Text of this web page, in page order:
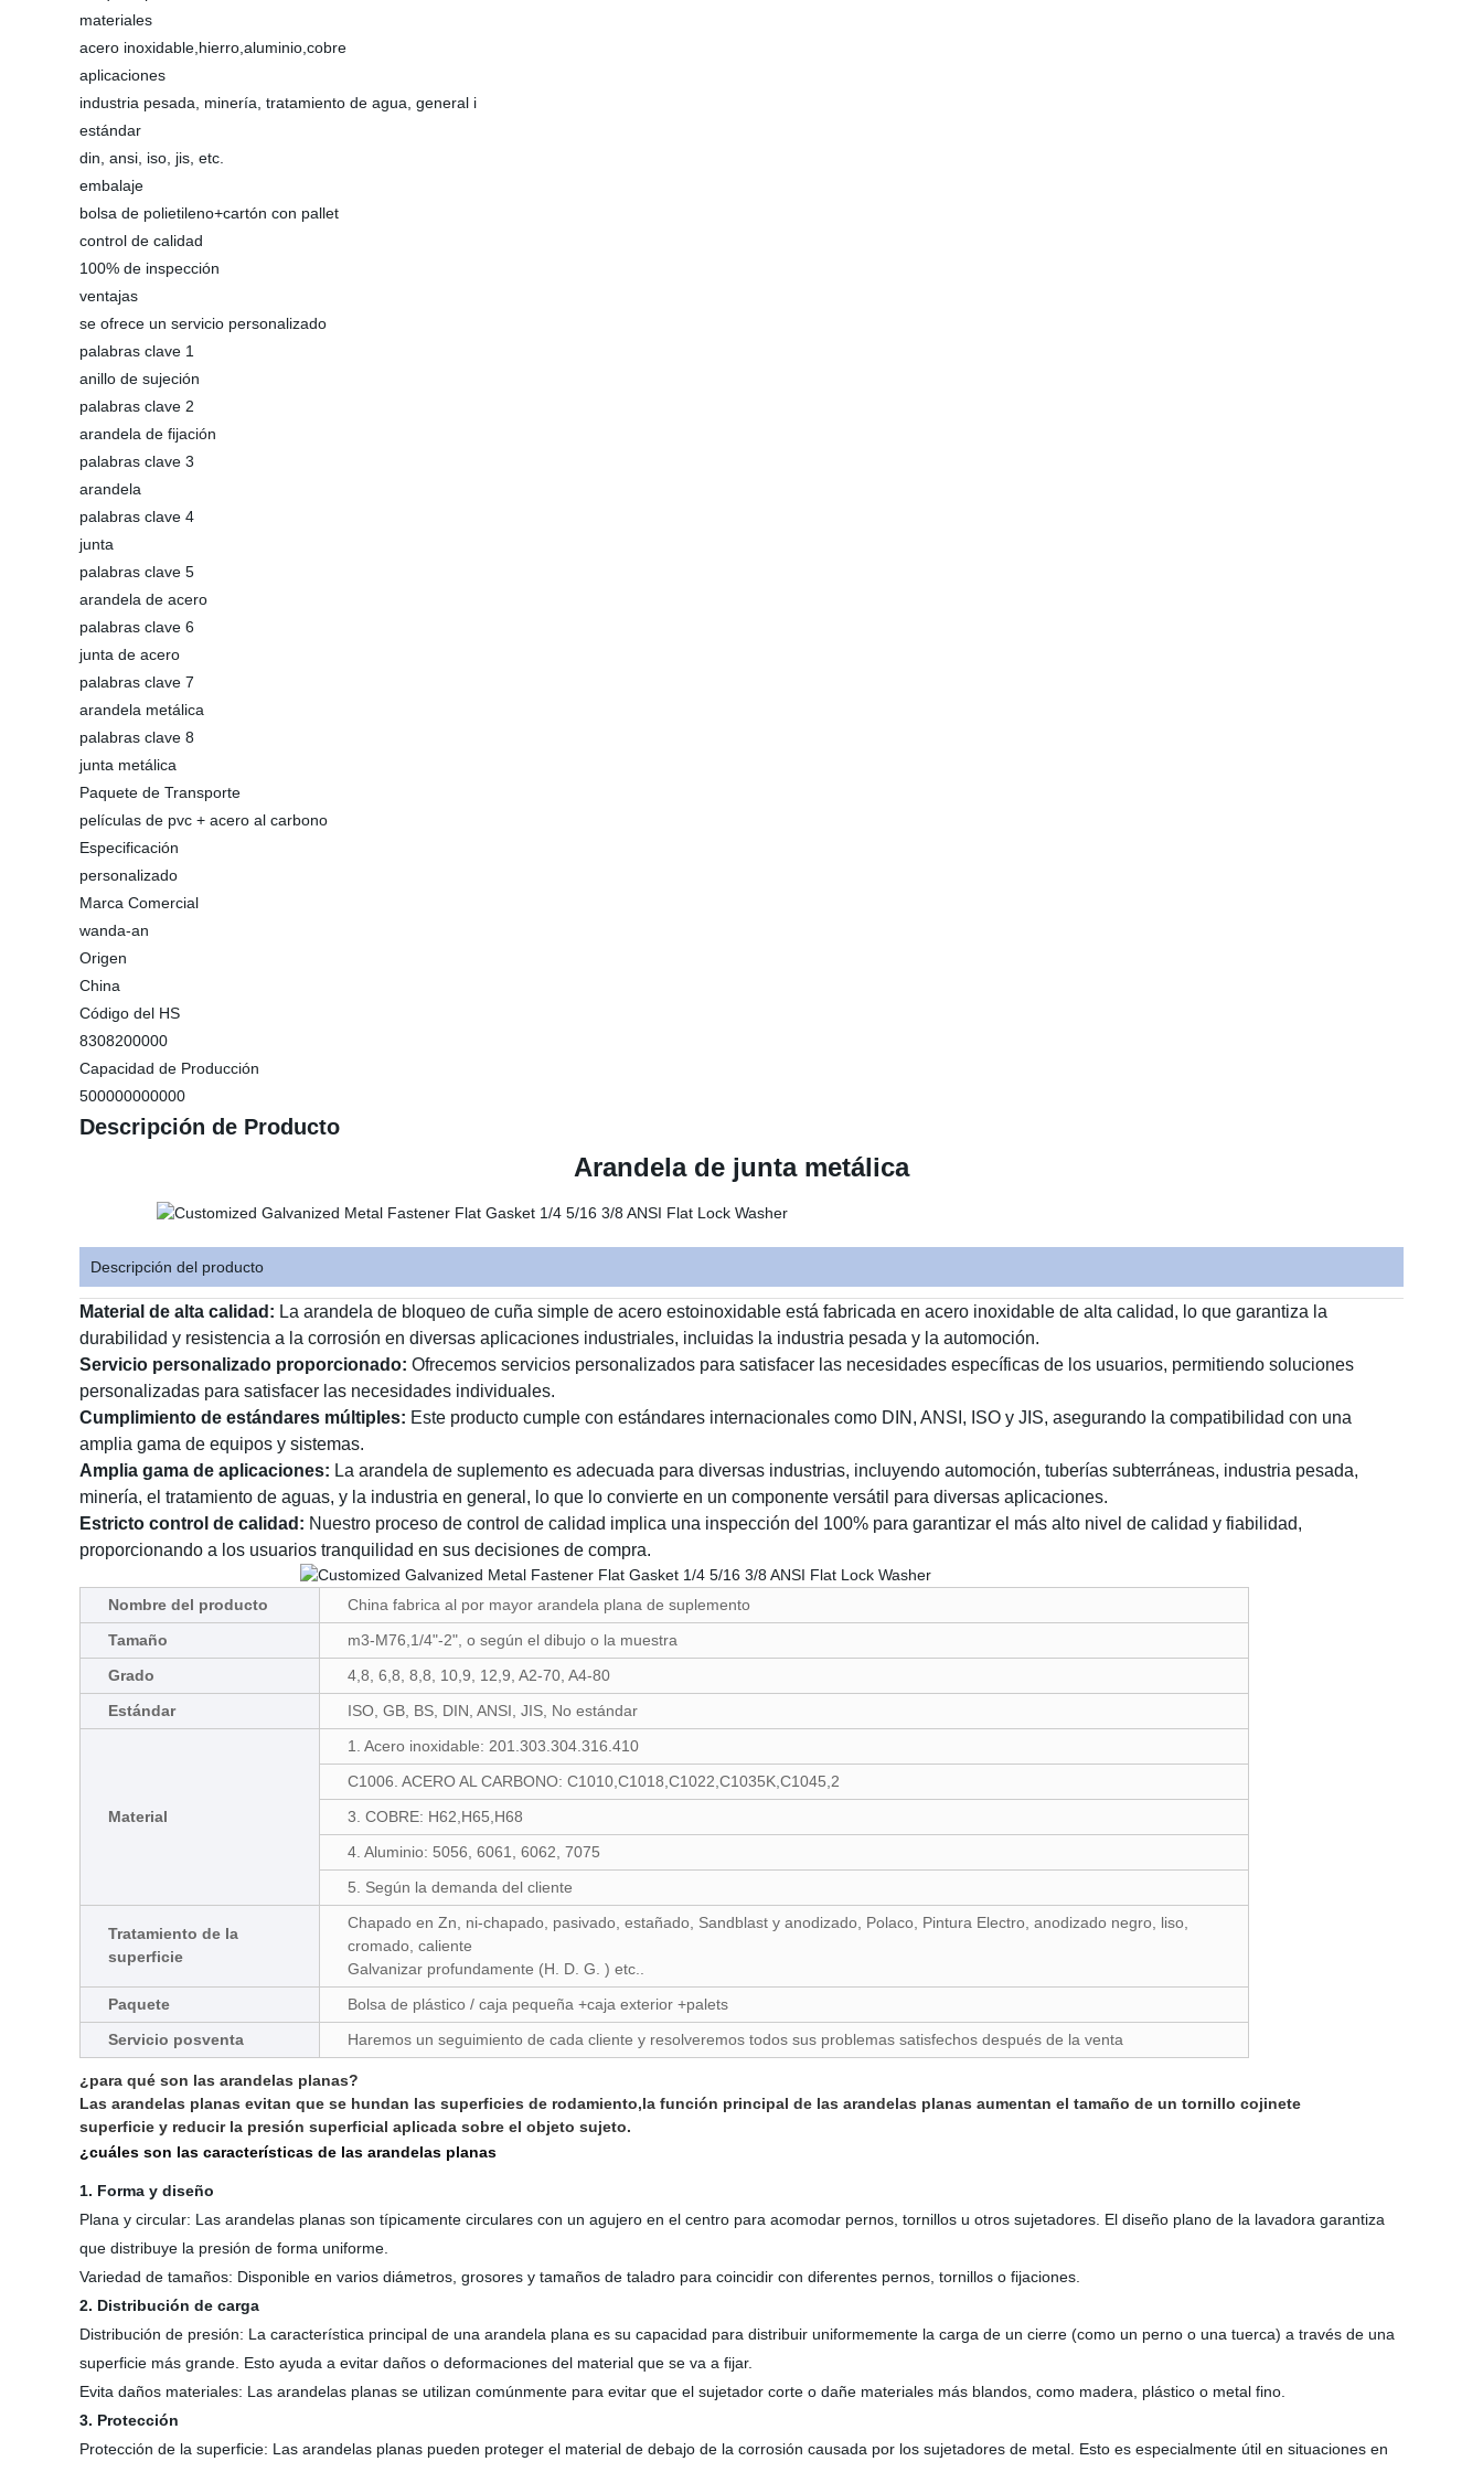
materiales
acero inoxidable,hierro,aluminio,cobre
aplicaciones
industria pesada, minería, tratamiento de agua, general i
estándar
din, ansi, iso, jis, etc.
embalaje
bolsa de polietileno+cartón con pallet
control de calidad
100% de inspección
ventajas
se ofrece un servicio personalizado
palabras clave 1
anillo de sujeción
palabras clave 2
arandela de fijación
palabras clave 3
arandela
palabras clave 4
junta
palabras clave 5
arandela de acero
palabras clave 6
junta de acero
palabras clave 7
arandela metálica
palabras clave 8
junta metálica
Paquete de Transporte
películas de pvc + acero al carbono
Especificación
personalizado
Marca Comercial
wanda-an
Origen
China
Código del HS
8308200000
Capacidad de Producción
500000000000
Descripción de Producto
Arandela de junta metálica
Descripción del producto
Material de alta calidad: La arandela de bloqueo de cuña simple de acero estoinoxidable está fabricada en acero inoxidable de alta calidad, lo que garantiza la
durabilidad y resistencia a la corrosión en diversas aplicaciones industriales, incluidas la industria pesada y la automoción.
Servicio personalizado proporcionado: Ofrecemos servicios personalizados para satisfacer las necesidades específicas de los usuarios, permitiendo soluciones
personalizadas para satisfacer las necesidades individuales.
Cumplimiento de estándares múltiples: Este producto cumple con estándares internacionales como DIN, ANSI, ISO y JIS, asegurando la compatibilidad con una
amplia gama de equipos y sistemas.
Amplia gama de aplicaciones: La arandela de suplemento es adecuada para diversas industrias, incluyendo automoción, tuberías subterráneas, industria pesada,
minería, el tratamiento de aguas, y la industria en general, lo que lo convierte en un componente versátil para diversas aplicaciones.
Estricto control de calidad: Nuestro proceso de control de calidad implica una inspección del 100% para garantizar el más alto nivel de calidad y fiabilidad,
proporcionando a los usuarios tranquilidad en sus decisiones de compra.
Nombre del producto
China fabrica al por mayor arandela plana de suplemento
Tamaño
m3-M76,1/4"-2", o según el dibujo o la muestra
Grado
4,8, 6,8, 8,8, 10,9, 12,9, A2-70, A4-80
Estándar
ISO, GB, BS, DIN, ANSI, JIS, No estándar
Material
1. Acero inoxidable: 201.303.304.316.410
C1006. ACERO AL CARBONO: C1010,C1018,C1022,C1035K,C1045,2
3. COBRE: H62,H65,H68
4. Aluminio: 5056, 6061, 6062, 7075
5. Según la demanda del cliente
Tratamiento de la
superficie
Chapado en Zn, ni-chapado, pasivado, estañado, Sandblast y anodizado, Polaco, Pintura Electro, anodizado negro, liso,
cromado, caliente
Galvanizar profundamente (H. D. G. ) etc..
Paquete
Bolsa de plástico / caja pequeña +caja exterior +palets
Servicio posventa
Haremos un seguimiento de cada cliente y resolveremos todos sus problemas satisfechos después de la venta
¿para qué son las arandelas planas?
Las arandelas planas evitan que se hundan las superficies de rodamiento,la función principal de las arandelas planas aumentan el tamaño de un tornillo cojinete
superficie y reducir la presión superficial aplicada sobre el objeto sujeto.
¿cuáles son las características de las arandelas planas
1. Forma y diseño
Plana y circular: Las arandelas planas son típicamente circulares con un agujero en el centro para acomodar pernos, tornillos u otros sujetadores. El diseño plano de la lavadora garantiza
que distribuye la presión de forma uniforme.
Variedad de tamaños: Disponible en varios diámetros, grosores y tamaños de taladro para coincidir con diferentes pernos, tornillos o fijaciones.
2. Distribución de carga
Distribución de presión: La característica principal de una arandela plana es su capacidad para distribuir uniformemente la carga de un cierre (como un perno o una tuerca) a través de una
superficie más grande. Esto ayuda a evitar daños o deformaciones del material que se va a fijar.
Evita daños materiales: Las arandelas planas se utilizan comúnmente para evitar que el sujetador corte o dañe materiales más blandos, como madera, plástico o metal fino.
3. Protección
Protección de la superficie: Las arandelas planas pueden proteger el material de debajo de la corrosión causada por los sujetadores de metal. Esto es especialmente útil en situaciones en